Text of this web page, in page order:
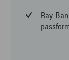
Ray-